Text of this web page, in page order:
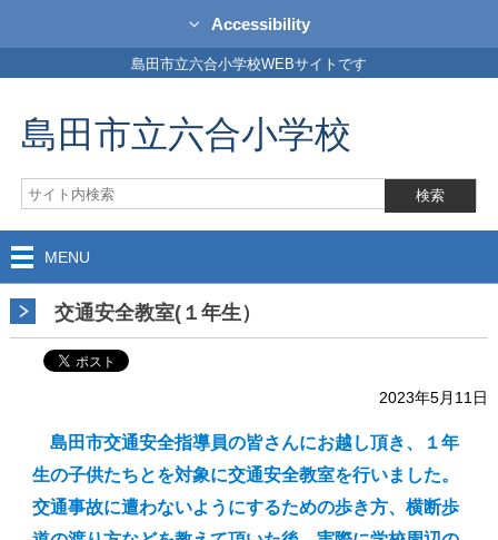
Accessibility
島田市立六合小学校WEBサイトです
島田市立六合小学校
MENU
交通安全教室(１年生）
2023年5月11日
島田市交通安全指導員の皆さんにお越し頂き、１年
生の子供たちとを対象に交通安全教室を行いました。
交通事故に遭わないようにするための歩き方、横断歩